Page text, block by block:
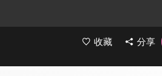
收藏 分享